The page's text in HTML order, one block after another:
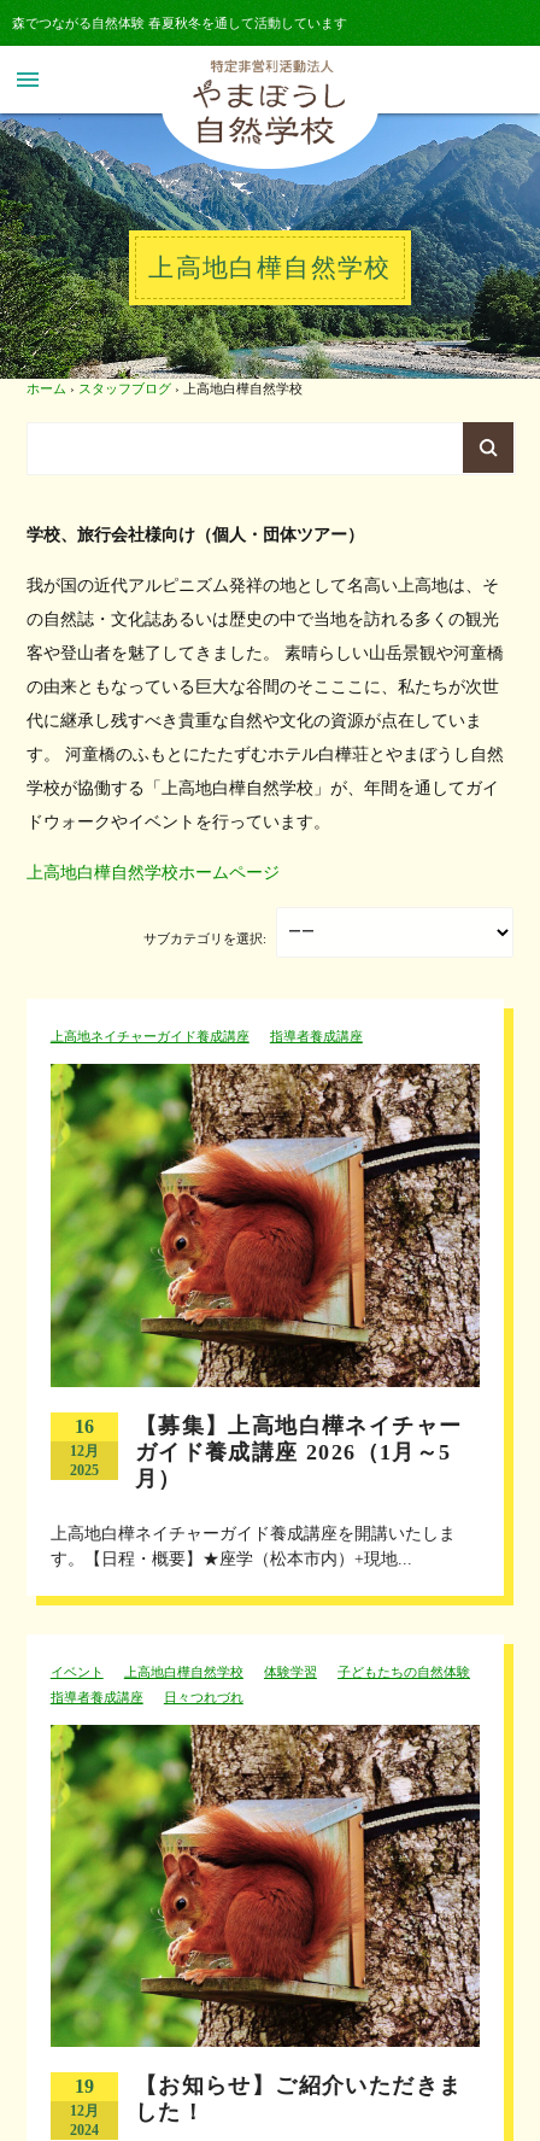
森でつながる自然体験 春夏秋冬を通して活動しています
menu
上高地白樺自然学校
ホーム › スタッフブログ › 上高地白樺自然学校
学校、旅行会社様向け（個人・団体ツアー）
我が国の近代アルピニズム発祥の地として名高い上高地は、そ
の自然誌・文化誌あるいは歴史の中で当地を訪れる多くの観光
客や登山者を魅了してきました。 素晴らしい山岳景観や河童橋
の由来ともなっている巨大な谷間のそこここに、私たちが次世
代に継承し残すべき貴重な自然や文化の資源が点在していま
す。 河童橋のふもとにたたずむホテル白樺荘とやまぼうし自然
学校が協働する「上高地白樺自然学校」が、年間を通してガイ
ドウォークやイベントを行っています。
上高地白樺自然学校ホームページ
サブカテゴリを選択:
上高地ネイチャーガイド養成講座 指導者養成講座
16
12月
2025
【募集】上高地白樺ネイチャー
ガイド養成講座 2026（1月～5
月）
上高地白樺ネイチャーガイド養成講座を開講いたしま
す。【日程・概要】★座学（松本市内）+現地...
イベント 上高地白樺自然学校 体験学習
子どもたちの自然体験
指導者養成講座
日々つれづれ
19
12月
2024
【お知らせ】ご紹介いただきま
した！